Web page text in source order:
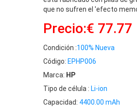
que no sufren el 'efecto
Precio:€ 77.77
Condición :100% Nueva
Código: EPHP006
Marca: HP
Tipo de célula : Li-ion
Capacidad: 4400.00 mAh